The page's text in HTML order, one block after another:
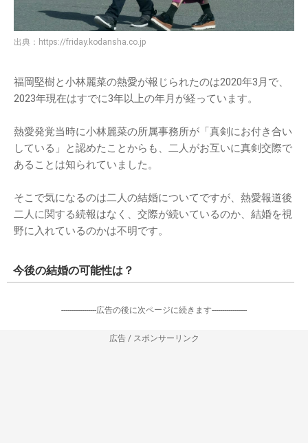
出典： https://friday.kodansha.co.jp
福岡堅樹と小林麗菜の熱愛が報じられたのは2020年3月で、
2023年現在はすでに3年以上の年月が経っています。
熱愛発覚当時に小林麗菜の所属事務所が「真剣にお付き合い
している」と認めたことからも、二人がお互いに真剣交際で
あることは知られていました。
そこで気になるのは二人の結婚についてですが、熱愛報道後
二人に関する続報はなく、交際が続いているのか、結婚を視
野に入れているのかは不明です。
今後の結婚の可能性は？
-----------------広告の後に次ページに続きます-----------------
広告 / スポンサーリンク